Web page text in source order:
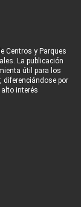
Centros y Parques
La publicación
útil para los
diferenciándose por
interés